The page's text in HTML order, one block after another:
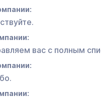
вас с полным